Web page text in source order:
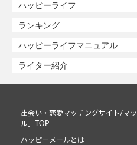
ハッピーライフ
ランキング
ハッピーライフマニュアル
ライター紹介
出会い・恋愛マッチングサイト/マ
ル」TOP
ハッピーメールとは